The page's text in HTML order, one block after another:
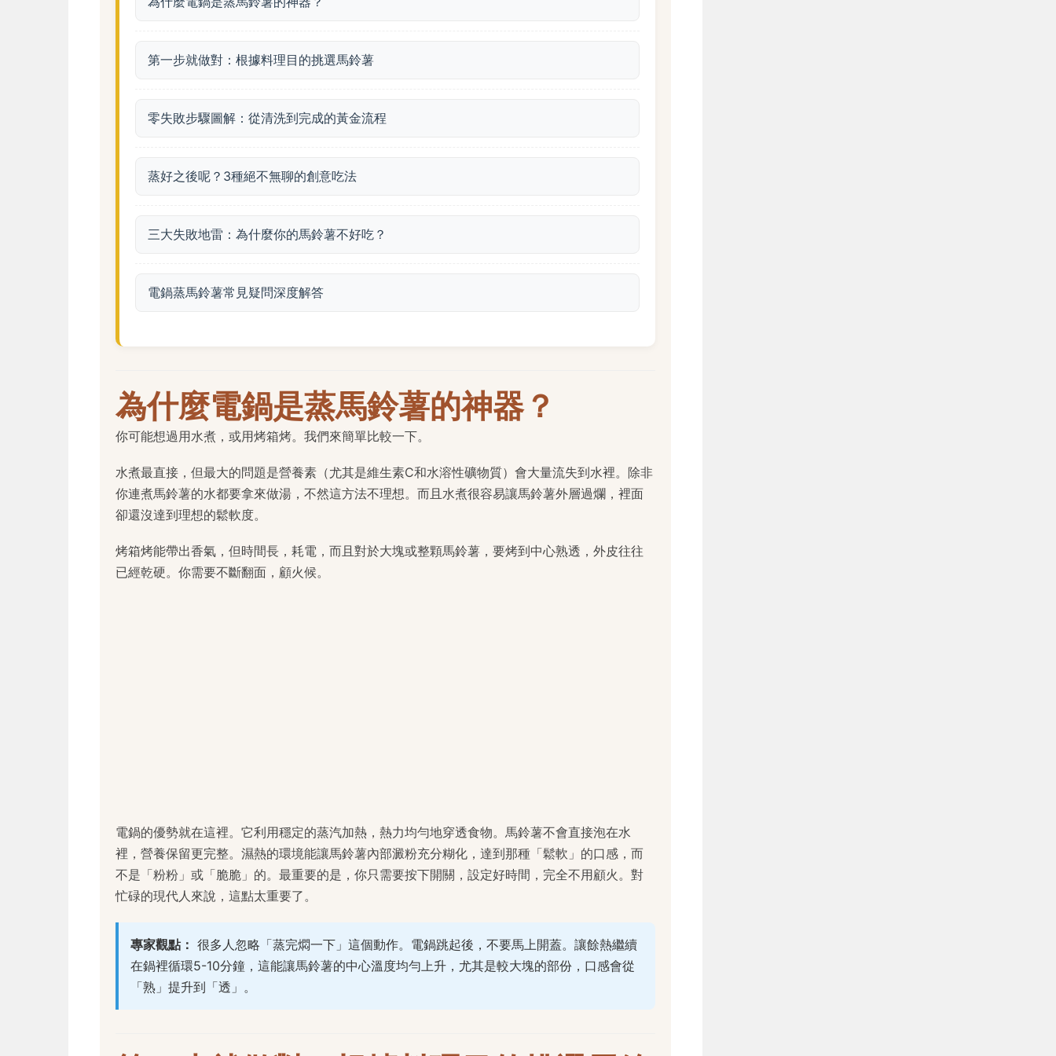
第一步就做對：根據料理目的挑選馬鈴薯
零失敗步驟圖解：從清洗到完成的黃金流程
蒸好之後呢？3種絕不無聊的創意吃法
三大失敗地雷：為什麼你的馬鈴薯不好吃？
電鍋蒸馬鈴薯常見疑問深度解答
為什麼電鍋是蒸馬鈴薯的神器？
你可能想過用水煮，或用烤箱烤。我們來簡單比較一下。
水煮最直接，但最大的問題是營養素（尤其是維生素C和水溶性礦物質）會大量流失到水裡。除非
你連煮馬鈴薯的水都要拿來做湯，不然這方法不理想。而且水煮很容易讓馬鈴薯外層過爛，裡面
卻還沒達到理想的鬆軟度。
烤箱烤能帶出香氣，但時間長，耗電，而且對於大塊或整顆馬鈴薯，要烤到中心熟透，外皮往往
已經乾硬。你需要不斷翻面，顧火候。
電鍋的優勢就在這裡。它利用穩定的蒸汽加熱，熱力均勻地穿透食物。馬鈴薯不會直接泡在水
裡，營養保留更完整。濕熱的環境能讓馬鈴薯內部澱粉充分糊化，達到那種「鬆軟」的口感，而
不是「粉粉」或「脆脆」的。最重要的是，你只需要按下開關，設定好時間，完全不用顧火。對
忙碌的現代人來說，這點太重要了。
專家觀點： 很多人忽略「蒸完燜一下」這個動作。電鍋跳起後，不要馬上開蓋。讓餘熱繼續
在鍋裡循環5-10分鐘，這能讓馬鈴薯的中心溫度均勻上升，尤其是較大塊的部份，口感會從
「熟」提升到「透」。